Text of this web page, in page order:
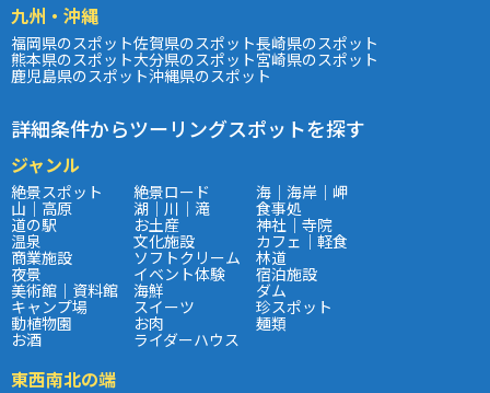
九州・沖縄
福岡県のスポット佐賀県のスポット長崎県のスポット
熊本県のスポット大分県のスポット宮崎県のスポット
鹿児島県のスポット沖縄県のスポット
詳細条件からツーリングスポットを探す
ジャンル
絶景スポット 絶景ロード 海｜海岸｜岬
山｜高原 湖｜川｜滝 食事処
道の駅 お土産 神社｜寺院
温泉 文化施設 カフェ｜軽食
商業施設 ソフトクリーム 林道
夜景 イベント体験 宿泊施設
美術館｜資料館 海鮮 ダム
キャンプ場 スイーツ 珍スポット
動植物園 お肉 麺類
お酒 ライダーハウス
東西南北の端